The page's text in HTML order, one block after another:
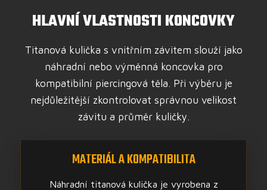
HLAVNÍ VLASTNOSTI KONCOVKY
Titanová kulička s vnitřním závitem slouží jako
náhradní nebo výměnná koncovka pro
kompatibilní piercingová těla. Při výběru je
nejdůležitější zkontrolovat správnou velikost
závitu a průměr kuličky.
MATERIÁL A KOMPATIBILITA
Náhradní titanová kulička je vyrobena z